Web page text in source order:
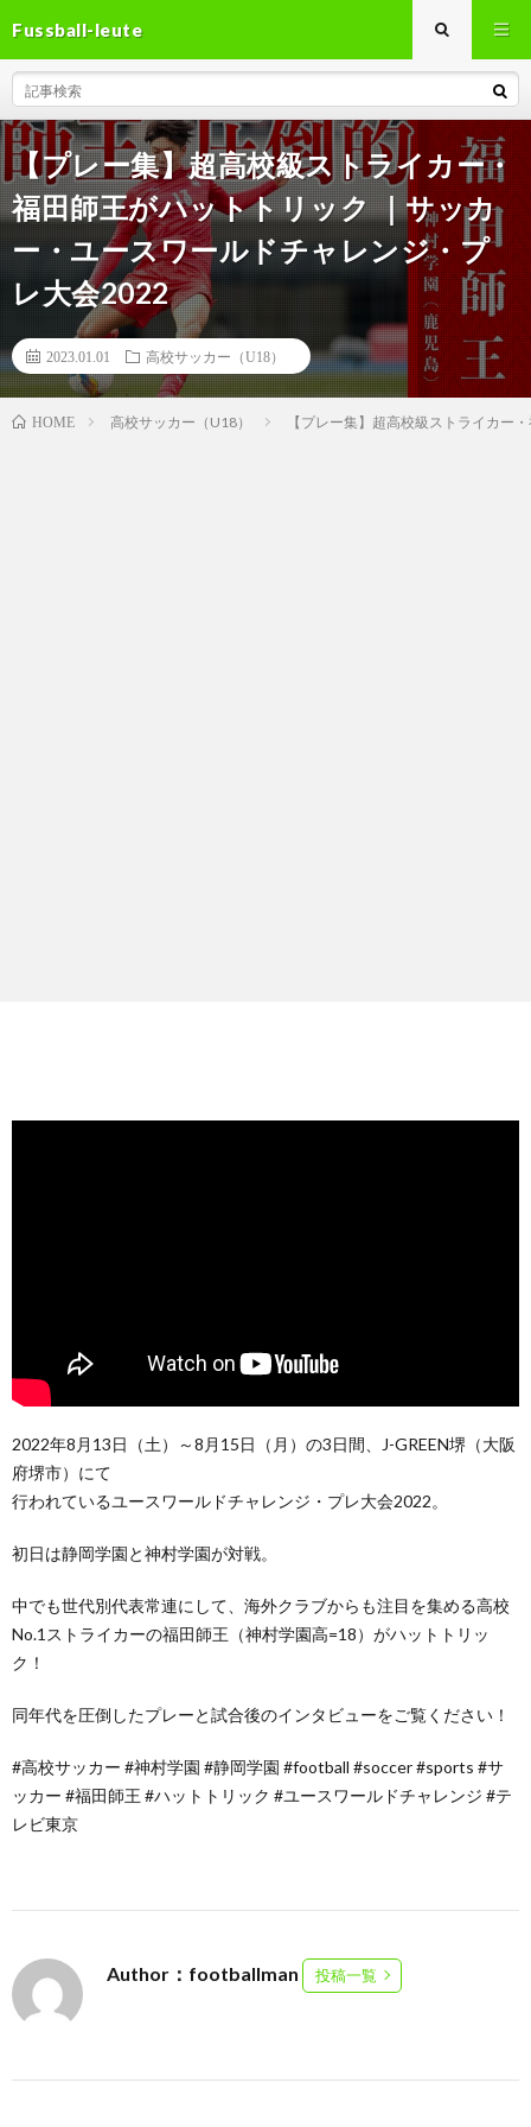
Fussball-leute
【プレー集】超高校級ストライカー・
福田師王がハットトリック ｜サッカ
ー・ユースワールドチャレンジ・プ
レ大会2022
2023.01.01 高校サッカー（U18）
HOME 高校サッカー（U18） 【プレー集】超高校級ストライカー
2022年8月13日（土）～8月15日（月）の3日間、J-GREEN堺（大阪
府堺市）にて
行われているユースワールドチャレンジ・プレ大会2022。
初日は静岡学園と神村学園が対戦。
中でも世代別代表常連にして、海外クラブからも注目を集める高校
No.1ストライカーの福田師王（神村学園高=18）がハットトリッ
ク！
同年代を圧倒したプレーと試合後のインタビューをご覧ください！
#高校サッカー #神村学園 #静岡学園 #football #soccer #sports #サ
ッカー #福田師王 #ハットトリック #ユースワールドチャレンジ #テ
レビ東京
Author：footballman 投稿一覧